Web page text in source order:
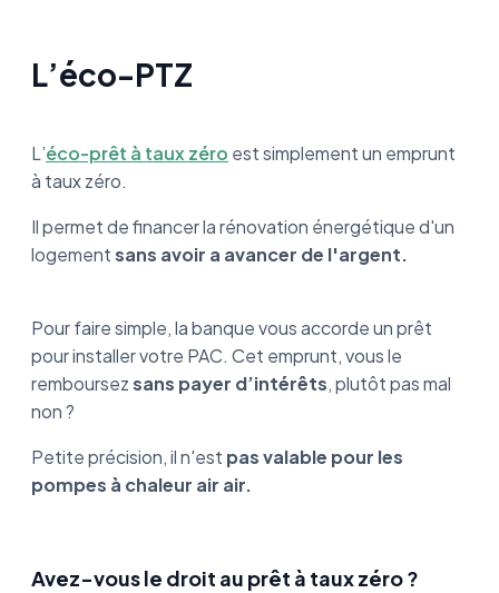
L’éco-PTZ
L’éco-prêt à taux zéro est simplement un emprunt
à taux zéro.
Il permet de financer la rénovation énergétique d'un
logementsans avoir a avancer de l'argent.
Pour faire simple, la banque vous accorde un prêt
pour installer votre PAC. Cet emprunt, vous le
remboursezsans payer d’intérêts, plutôt pas mal
non ?
Petite précision, il n'est pas valable pour les
pompes à chaleur air air.
Avez-vous le droit au prêt à taux zéro ?